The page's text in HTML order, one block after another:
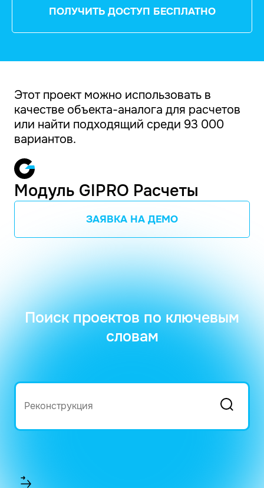
ПОЛУЧИТЬ ДОСТУП БЕСПЛАТНО
Этот проект можно использовать в
качестве объекта-аналога для расчетов
или найти подходящий среди 93 000
вариантов.
Модуль GIPRO Расчеты
ЗАЯВКА НА ДЕМО
Поиск проектов по ключевым
словам